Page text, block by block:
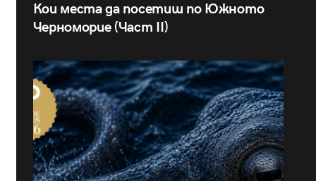
Кои места да посетиш по Южното
Черноморие (Част II)